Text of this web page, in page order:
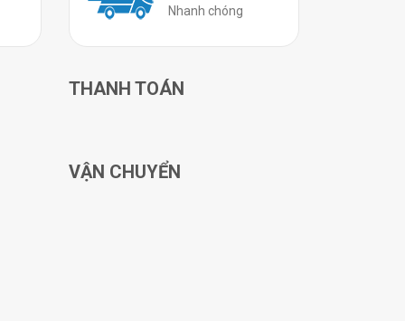
Nhanh chóng
THANH TOÁN
VẬN CHUYỂN